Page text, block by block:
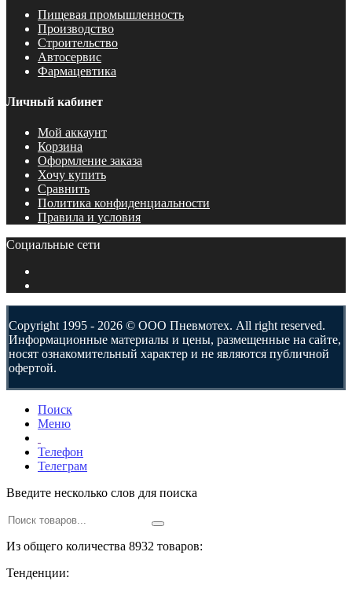
Пищевая промышленность
Производство
Строительство
Автосервис
Фармацевтика
Личный кабинет
Мой аккаунт
Корзина
Оформление заказа
Хочу купить
Сравнить
Политика конфиденциальности
Правила и условия
Социальные сети
Copyright 1995 - 2026 © ООО Пневмотех. All right reserved.
Информационные материалы и цены, размещенные на сайте,
носят ознакомительный характер и не являются публичной
офертой.
Поиск
Меню
Телефон
Телеграм
Введите несколько слов для поиска
Из общего количества 8932 товаров:
Тенденции: